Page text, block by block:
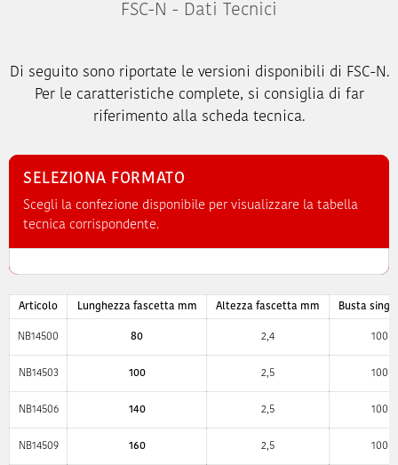
FSC-N - Dati Tecnici
Di seguito sono riportate le versioni disponibili di FSC-N.
Per le caratteristiche complete, si consiglia di far
riferimento alla scheda tecnica.
SELEZIONA FORMATO
Scegli la confezione disponibile per visualizzare la tabella
tecnica corrispondente.
Articolo Lunghezza fascetta mm Altezza fascetta mm Busta
NB14500 80 2,4 100
NB14503 100 2,5 100
NB14506 140 2,5 100
NB14509 160 2,5 100